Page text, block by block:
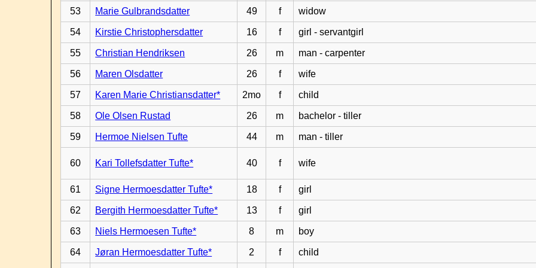
53 Marie Gulbrandsdatter 49 f widow
54 Kirstie Christophersdatter 16 f girl - servantgirl
55 Christian Hendriksen 26 m man - carpenter
56 Maren Olsdatter 26 f wife
57 Karen Marie Christiansdatter* 2mo f child
58 Ole Olsen Rustad 26 m bachelor - tiller
59 Hermoe Nielsen Tufte 44 m man - tiller
60 Kari Tollefsdatter Tufte* 40 f wife
61 Signe Hermoesdatter Tufte* 18 f girl
62 Bergith Hermoesdatter Tufte* 13 f girl
63 Niels Hermoesen Tufte* 8 m boy
64 Jøran Hermoesdatter Tufte* 2 f child